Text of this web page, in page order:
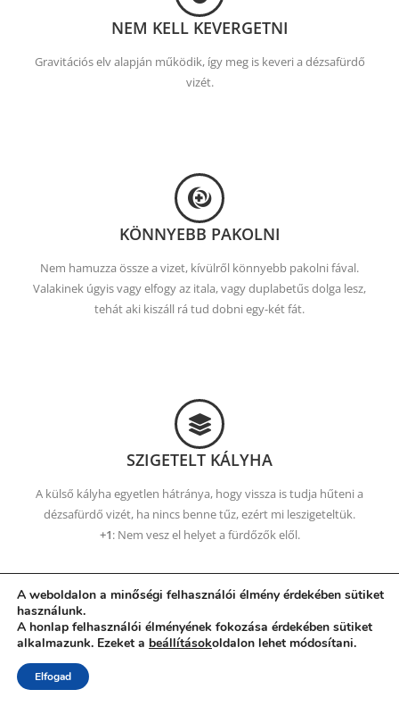
NEM KELL KEVERGETNI
Gravitációs elv alapján működik, így meg is keveri a dézsafürdő
vizét.
KÖNNYEBB PAKOLNI
Nem hamuzza össze a vizet, kívülről könnyebb pakolni fával.
Valakinek úgyis vagy elfogy az itala, vagy duplabetűs dolga lesz,
tehát aki kiszáll rá tud dobni egy-két fát.
SZIGETELT KÁLYHA
A külső kályha egyetlen hátránya, hogy vissza is tudja hűteni a
dézsafürdő vizét, ha nincs benne tűz, ezért mi leszigeteltük.
+1: Nem vesz el helyet a fürdőzők elől.
TOVÁBBI ÉRVEK MELLETTÜNK
A weboldalon a minőségi felhasználói élmény érdekében sütiket
használunk.
A honlap felhasználói élményének fokozása érdekében sütiket
alkalmazunk. Ezeket a beállításokoldalon lehet módosítani.
Elfogad